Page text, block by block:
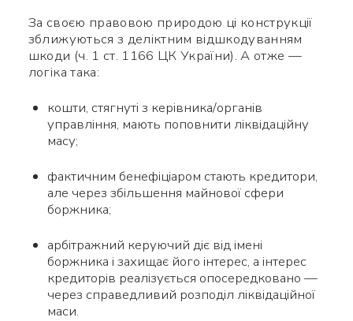
За своєю правовою природою ці конструкції
зближуються з деліктним відшкодуванням
шкоди (ч. 1 ст. 1166 ЦК України). А отже —
логіка така:
кошти, стягнуті з керівника/органів
управління, мають поповнити ліквідаційну
масу;
фактичним бенефіціаром стають кредитори,
але через збільшення майнової сфери
боржника;
арбітражний керуючий діє від імені
боржника і захищає його інтерес, а інтерес
кредиторів реалізується опосередковано —
через справедливий розподіл ліквідаційної
маси.